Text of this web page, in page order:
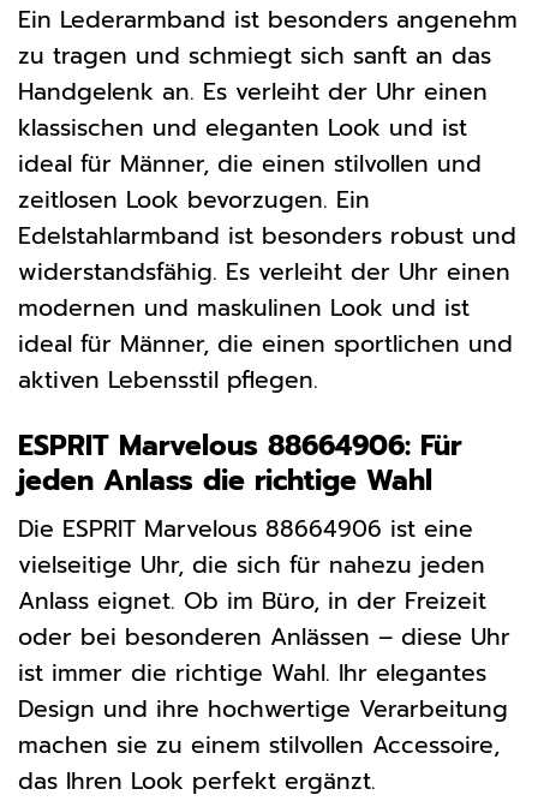
Ein Lederarmband ist besonders angenehm
zu tragen und schmiegt sich sanft an das
Handgelenk an. Es verleiht der Uhr einen
klassischen und eleganten Look und ist
ideal für Männer, die einen stilvollen und
zeitlosen Look bevorzugen. Ein
Edelstahlarmband ist besonders robust und
widerstandsfähig. Es verleiht der Uhr einen
modernen und maskulinen Look und ist
ideal für Männer, die einen sportlichen und
aktiven Lebensstil pflegen.
ESPRIT Marvelous 88664906: Für
jeden Anlass die richtige Wahl
Die ESPRIT Marvelous 88664906 ist eine
vielseitige Uhr, die sich für nahezu jeden
Anlass eignet. Ob im Büro, in der Freizeit
oder bei besonderen Anlässen – diese Uhr
ist immer die richtige Wahl. Ihr elegantes
Design und ihre hochwertige Verarbeitung
machen sie zu einem stilvollen Accessoire,
das Ihren Look perfekt ergänzt.